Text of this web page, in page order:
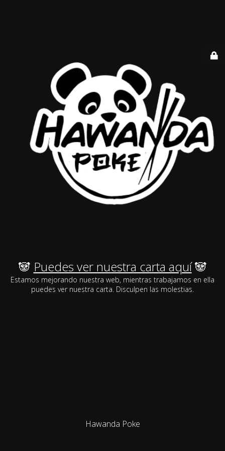
🐼 Puedes ver nuestra carta aquí🐼
Estamos mejorando nuestra web, mientras trabajamos en ella
puedes ver nuestra carta. Disculpen las molestias.
Hawanda Poke